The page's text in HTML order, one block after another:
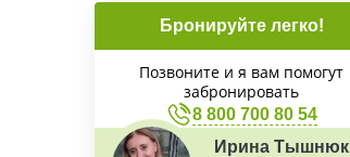
Бронируйте легко!
Позвоните и я вам помогут
забронировать
8 800 700 80 54
Ирина Тышнюк